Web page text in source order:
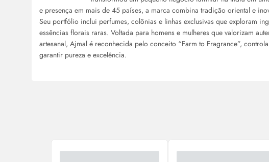
e presença em mais de 45 países, a marca combina tradição oriental e
Seu portfólio inclui perfumes, colônias e linhas exclusivas que exploram
essências florais raras. Voltada para homens e mulheres que valorizam
artesanal, Ajmal é reconhecida pelo conceito “Farm to Fragrance”,
garantir pureza e excelência.